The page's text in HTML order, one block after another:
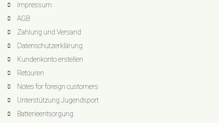
Impressum
AGB
Zahlung und Versand
Datenschutzerklärung
Kundenkonto erstellen
Retouren
Notes for foreign customers
Unterstützung Jugendsport
Batterieentsorgung